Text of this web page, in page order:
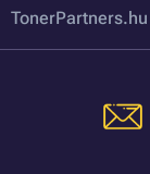
TonerPartners.hu